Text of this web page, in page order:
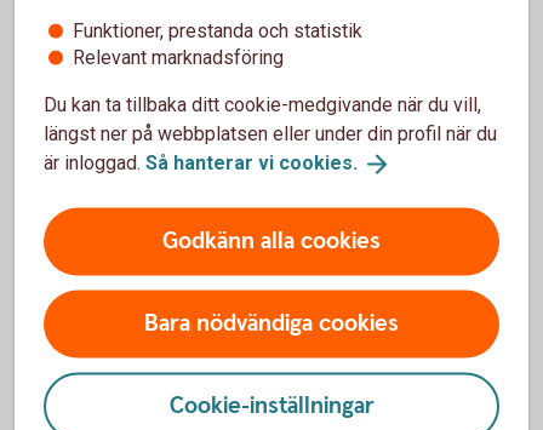
Andreas Jansson, skogsspecialist förklarar när du
ska öppna ett Skogslikvidkonto och varför du ska
Skogslikvidkonto eller skogskonto? Vi förklarar
skillnaden
Söker du istället ett
transaktionskonto för ditt
företag?
Funktioner, prestanda och statistik
Relevant marknadsföring
Du kan ta tillbaka ditt cookie-medgivande när du vill,
längst ner på webbplatsen eller under din profil när du
är inloggad. Så hanterar vi cookies.
Godkänn alla cookies
Bara nödvändiga cookies
Cookie-inställningar